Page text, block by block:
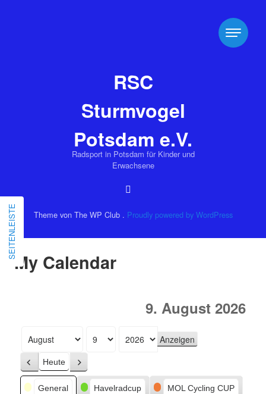
My Calendar
9. August 2026
Monat
Tag
Jahr
Zurück
Heute Weiter
Kategorien
General Havelradcup MOL Cycling CUP
SEITENLEISTE
RSC
Sturmvogel
Potsdam e.V.
Radsport in Potsdam für Kinder und
Erwachsene
Theme von The WP Club . Proudly powered by WordPress